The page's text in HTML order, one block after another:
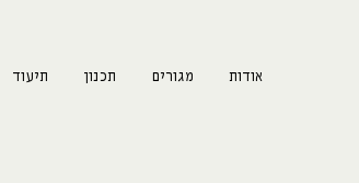
אודות מגורים תכנון תיעוד